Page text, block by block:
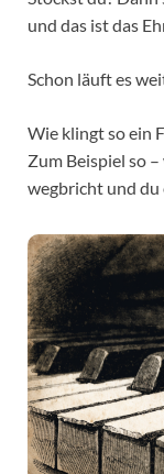
und das ist das
Schon läuft es
Wie klingt so ein
Zum Beispiel so
wegbricht und du